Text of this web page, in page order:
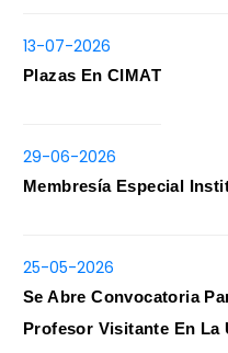
13-07-2026
Plazas En CIMAT
29-06-2026
Membresía Especial
25-05-2026
Se Abre Convocatoria
Profesor Visitante En La